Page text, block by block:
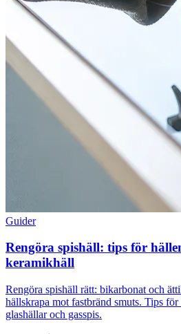
Guider
Rengöra spishäll: tips för
keramikhäll
Rengöra spishäll rätt: bikarbonat och
hällskrapa mot fastbränd smuts. Tips
glashällar och gasspis.